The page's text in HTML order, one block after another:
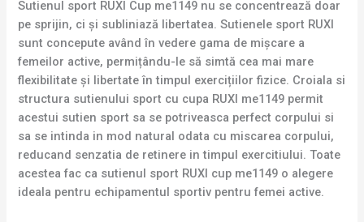
Sutienul sport RUXI Cup me1149 nu se concentrează doar
pe sprijin, ci și subliniază libertatea. Sutienele sport RUXI
sunt concepute având în vedere gama de mișcare a
femeilor active, permițându-le să simtă cea mai mare
flexibilitate și libertate în timpul exercițiilor fizice. Croiala si
structura sutienului sport cu cupa RUXI me1149 permit
acestui sutien sport sa se potriveasca perfect corpului si
sa se intinda in mod natural odata cu miscarea corpului,
reducand senzatia de retinere in timpul exercitiului. Toate
acestea fac ca sutienul sport RUXI cup me1149 o alegere
ideala pentru echipamentul sportiv pentru femei active.